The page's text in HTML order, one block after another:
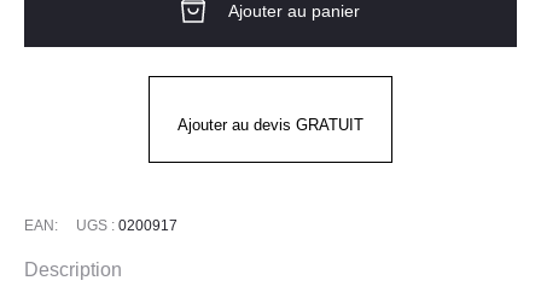
HOODY
Ajouter au panier
Ajouter au devis GRATUIT
EAN: UGS : 0200917
Description